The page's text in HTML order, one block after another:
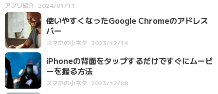
アプリ紹介 2024/01/11
使いやすくなったGoogle Chromeのアドレス
バー
スマホの小ネタ 2023/12/14
iPhoneの背面をタップするだけですぐにムービ
ーを撮る方法
スマホの小ネタ 2023/12/08